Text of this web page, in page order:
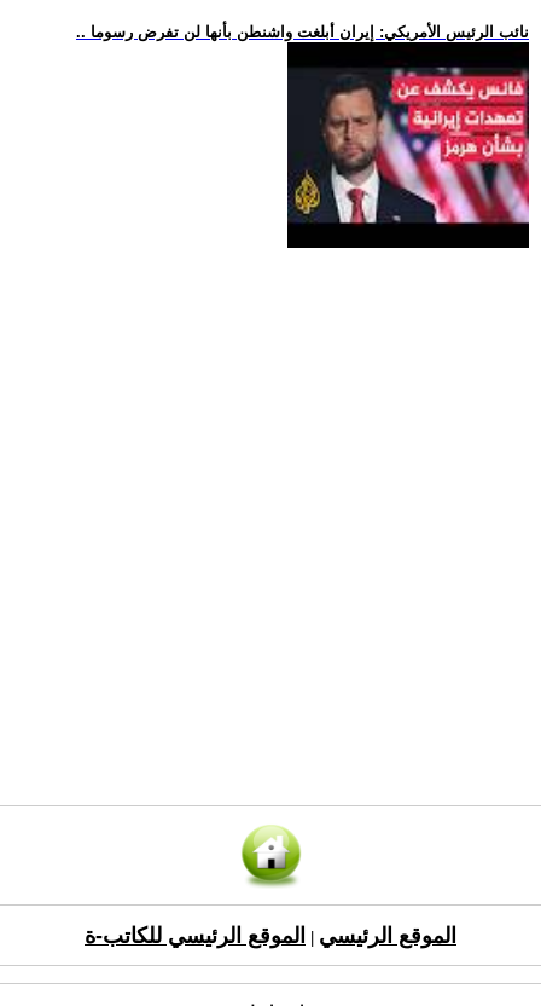
.. نائب الرئيس الأمريكي: إيران أبلغت واشنطن بأنها لن تفرض رسوما
الموقع الرئيسي الموقع الرئيسي للكاتب-ة